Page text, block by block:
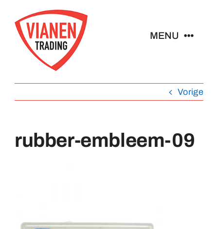
naar
inhoud
MENU
Pins
Vorige
rubber-embleem-09